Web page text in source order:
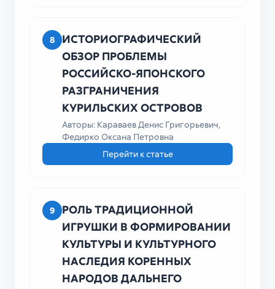
8
ИСТОРИОГРАФИЧЕСКИЙ
ОБЗОР ПРОБЛЕМЫ
РОССИЙСКО-ЯПОНСКОГО
РАЗГРАНИЧЕНИЯ
КУРИЛЬСКИХ ОСТРОВОВ
Авторы: Караваев Денис Григорьевич,
Федирко Оксана Петровна
Перейти к статье
9
РОЛЬ ТРАДИЦИОННОЙ
ИГРУШКИ В ФОРМИРОВАНИИ
КУЛЬТУРЫ И КУЛЬТУРНОГО
НАСЛЕДИЯ КОРЕННЫХ
НАРОДОВ ДАЛЬНЕГО